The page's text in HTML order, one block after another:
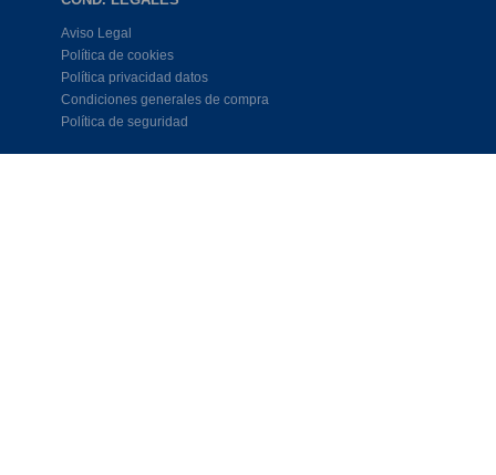
Aviso Legal
Política de cookies
Política privacidad datos
Condiciones generales de compra
Política de seguridad